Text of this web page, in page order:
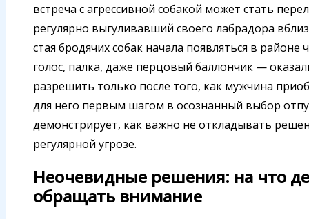
встреча с агрессивной собакой может стать
регулярно выгуливавший своего лабрадора
стая бродячих собак начала появляться в
голос, палка, даже перцовый баллончик —
разрешить только после того, как мужчина
для него первым шагом в осознанный выбор
демонстрирует, как важно не откладывать
регулярной угрозе.
Неочевидные решения: на что
обращать внимание